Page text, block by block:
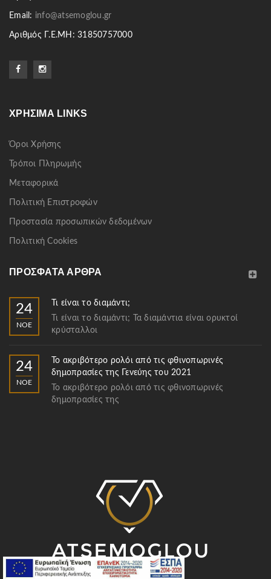
Email: info@atsemoglou.gr
Αριθμός Γ.Ε.ΜΗ: 31850757000
ΧΡΉΣΙΜΑ LINKS
Όροι Χρήσης
Τρόποι Πληρωμής
Μεταφορικά
Πολιτική Επιστροφών
Προστασία προσωπικών δεδομένων
Πολιτική Cookies
ΠΡΌΣΦΑΤΑ ΆΡΘΡΑ
24
ΝΟΈ
Τι είναι το διαμάντι;
Τι είναι το διαμάντι; Τα διαμάντια είναι ορυκτοί
κρύσταλλοι
24
ΝΟΈ
Το ακριβότερο ρολόι από τις φθινοπωρινές
δημοπρασίες της Γενεύης του 2021
Το ακριβότερο ρολόι από τις φθινοπωρινές
δημοπρασίες της